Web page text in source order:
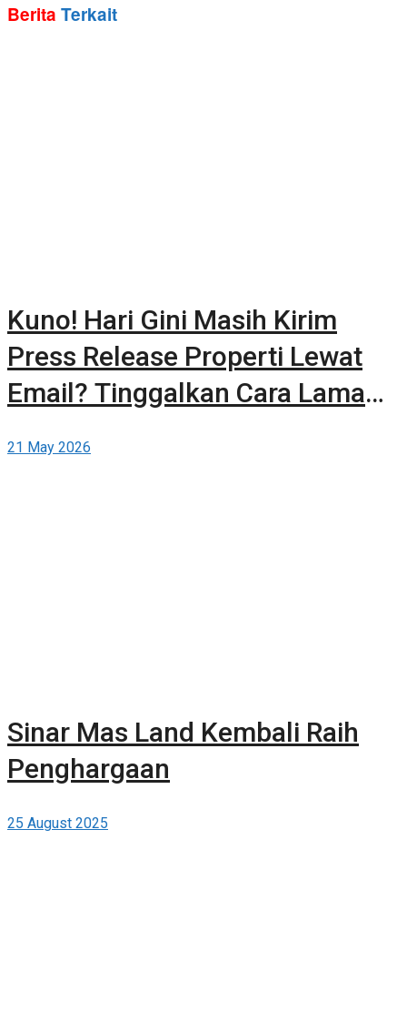
Berita Terkait
Kuno! Hari Gini Masih Kirim
Press Release Properti Lewat
Email? Tinggalkan Cara Lama
Gratis di Berita-Properti.com
21 May 2026
Sinar Mas Land Kembali Raih
Penghargaan
25 August 2025